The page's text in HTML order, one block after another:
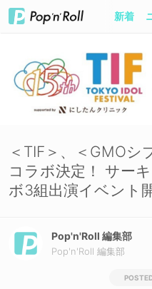
新着
＜TIF＞、＜GMOシ
コラボ決定！ サー
ボ3組出演イベント
Pop'n'Roll 編集部
Pop'n'Roll 編集部